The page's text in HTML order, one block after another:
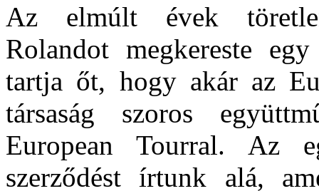
Az elmúlt évek
Rolandot megkereste
tartja őt, hogy akár az
társaság szoros
European Tourral. Az
szerződést írtunk alá,